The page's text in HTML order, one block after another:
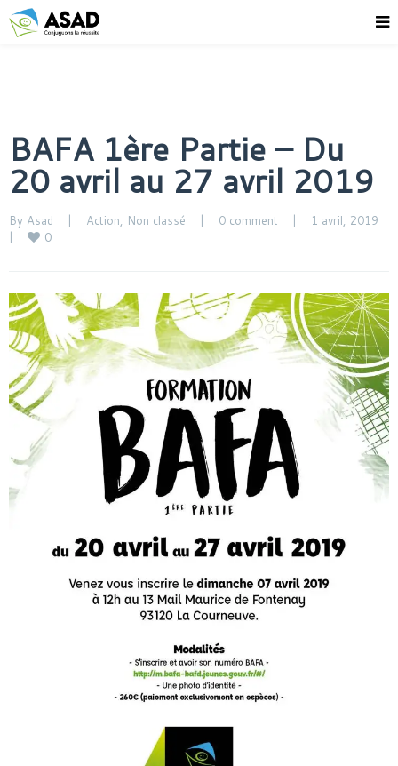
BAFA 1ère Partie – Du
20 avril au 27 avril 2019
By Asad | Action, Non classé | 0 comment |
|
0